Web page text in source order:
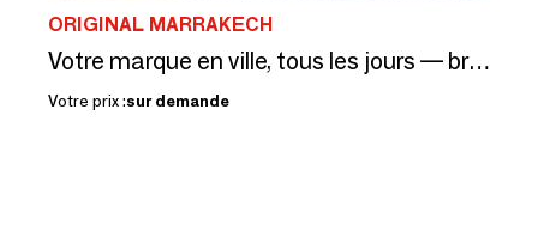
ORIGINAL MARRAKECH
Votre marque en ville, tous les jours — brodée dans vos couleurs
Votre prix :sur demande